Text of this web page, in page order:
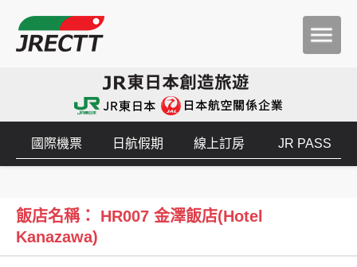
國際機票 日航假期 線上訂房 JR PASS
飯店名稱： HR007 金澤飯店(Hotel
Kanazawa)